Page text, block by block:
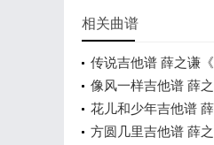
相关曲谱
传说吉他谱 薛之谦
像风一样吉他谱 薛
花儿和少年吉他谱
方圆几里吉他谱 薛